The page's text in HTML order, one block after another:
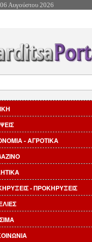
Επιστροφή στην Πλοήγηση
Αυγούστου 2026
- ΑΓΡΟΤΙΚΑ
- ΠΡΟΚΗΡΥΞΕΙΣ